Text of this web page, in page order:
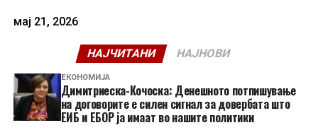
мај 21, 2026
НАЈЧИТАНИ НАЈНОВИ
ЕКОНОМИЈА
Димитриеска-Кочоска: Денешното потпишување
на договорите е силен сигнал за довербата што
ЕИБ и ЕБОР ја имаат во нашите политики